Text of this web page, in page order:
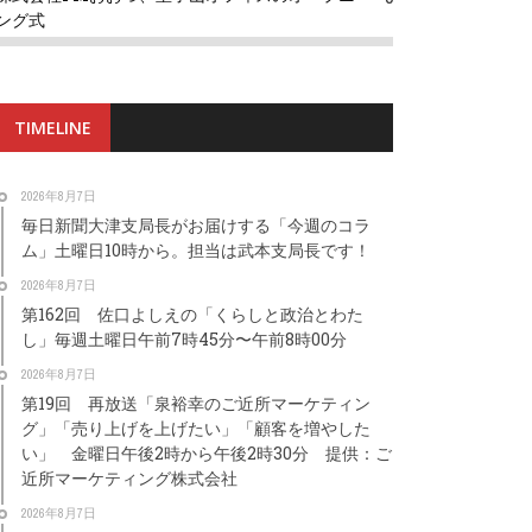
グ式
TIMELINE
2026年8月7日
毎日新聞大津支局長がお届けする「今週のコラ
ム」土曜日10時から。担当は武本支局長です！
2026年8月7日
第162回 佐口よしえの「くらしと政治とわた
し」毎週土曜日午前7時45分〜午前8時00分
2026年8月7日
第19回 再放送「泉裕幸のご近所マーケティン
グ」「売り上げを上げたい」「顧客を増やした
い」 金曜日午後2時から午後2時30分 提供：ご
近所マーケティング株式会社
2026年8月7日